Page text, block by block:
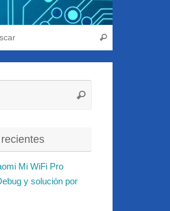
Buscar
Buscar
Mi WiFi Pro
y solución por